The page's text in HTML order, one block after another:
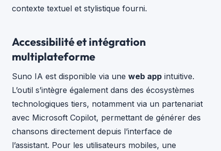
contexte textuel et stylistique fourni.
Accessibilité et intégration
multiplateforme
Suno IA est disponible via une web app intuitive.
L’outil s’intègre également dans des écosystèmes
technologiques tiers, notamment via un partenariat
avec Microsoft Copilot, permettant de générer des
chansons directement depuis l’interface de
l’assistant. Pour les utilisateurs mobiles, une